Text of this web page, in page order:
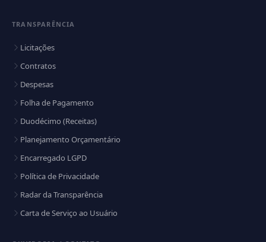
TRANSPARÊNCIA
Licitações
Contratos
Despesas
Folha de Pagamento
Duodécimo (Receitas)
Planejamento Orçamentário
Encarregado LGPD
Política de Privacidade
Radar da Transparência
Carta de Serviço ao Usuário